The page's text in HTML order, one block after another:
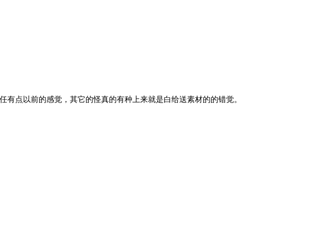
点以前的感觉，其它的怪真的有种上来就是白给送素材的的错觉。